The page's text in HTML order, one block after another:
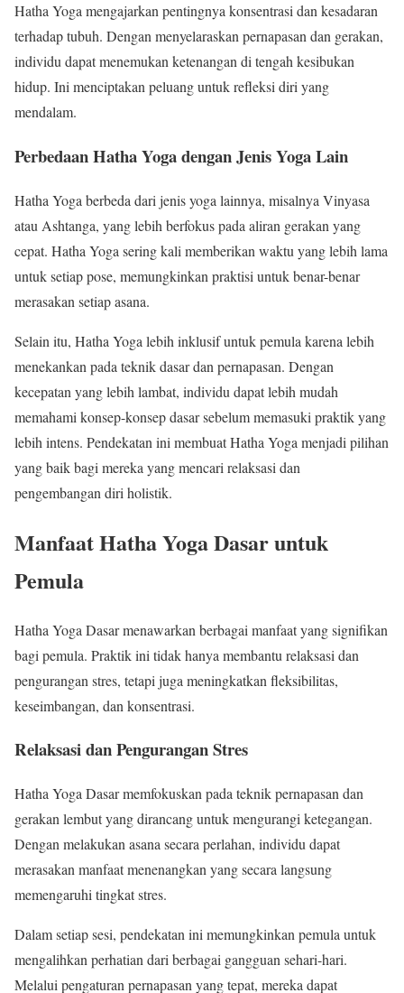
Hatha Yoga mengajarkan pentingnya konsentrasi dan kesadaran
terhadap tubuh. Dengan menyelaraskan pernapasan dan gerakan,
individu dapat menemukan ketenangan di tengah kesibukan
hidup. Ini menciptakan peluang untuk refleksi diri yang
mendalam.
Perbedaan Hatha Yoga dengan Jenis Yoga Lain
Hatha Yoga berbeda dari jenis yoga lainnya, misalnya Vinyasa
atau Ashtanga, yang lebih berfokus pada aliran gerakan yang
cepat. Hatha Yoga sering kali memberikan waktu yang lebih lama
untuk setiap pose, memungkinkan praktisi untuk benar-benar
merasakan setiap asana.
Selain itu, Hatha Yoga lebih inklusif untuk pemula karena lebih
menekankan pada teknik dasar dan pernapasan. Dengan
kecepatan yang lebih lambat, individu dapat lebih mudah
memahami konsep-konsep dasar sebelum memasuki praktik yang
lebih intens. Pendekatan ini membuat Hatha Yoga menjadi pilihan
yang baik bagi mereka yang mencari relaksasi dan
pengembangan diri holistik.
Manfaat Hatha Yoga Dasar untuk
Pemula
Hatha Yoga Dasar menawarkan berbagai manfaat yang signifikan
bagi pemula. Praktik ini tidak hanya membantu relaksasi dan
pengurangan stres, tetapi juga meningkatkan fleksibilitas,
keseimbangan, dan konsentrasi.
Relaksasi dan Pengurangan Stres
Hatha Yoga Dasar memfokuskan pada teknik pernapasan dan
gerakan lembut yang dirancang untuk mengurangi ketegangan.
Dengan melakukan asana secara perlahan, individu dapat
merasakan manfaat menenangkan yang secara langsung
memengaruhi tingkat stres.
Dalam setiap sesi, pendekatan ini memungkinkan pemula untuk
mengalihkan perhatian dari berbagai gangguan sehari-hari.
Melalui pengaturan pernapasan yang tepat, mereka dapat